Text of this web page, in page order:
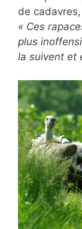
de
« Ces
plus
la suivent et